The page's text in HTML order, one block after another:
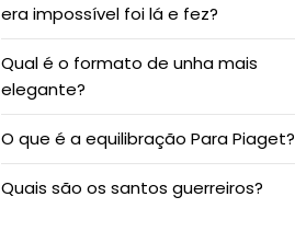
era impossível foi lá e fez?
Qual é o formato de unha mais
elegante?
O que é a equilibração Para Piaget?
Quais são os santos guerreiros?